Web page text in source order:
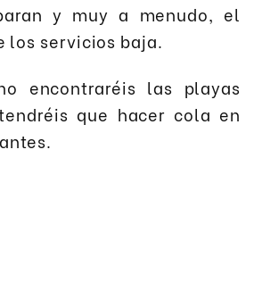
y muy a menudo, el
los servicios baja.
encontraréis las playas
que hacer cola en